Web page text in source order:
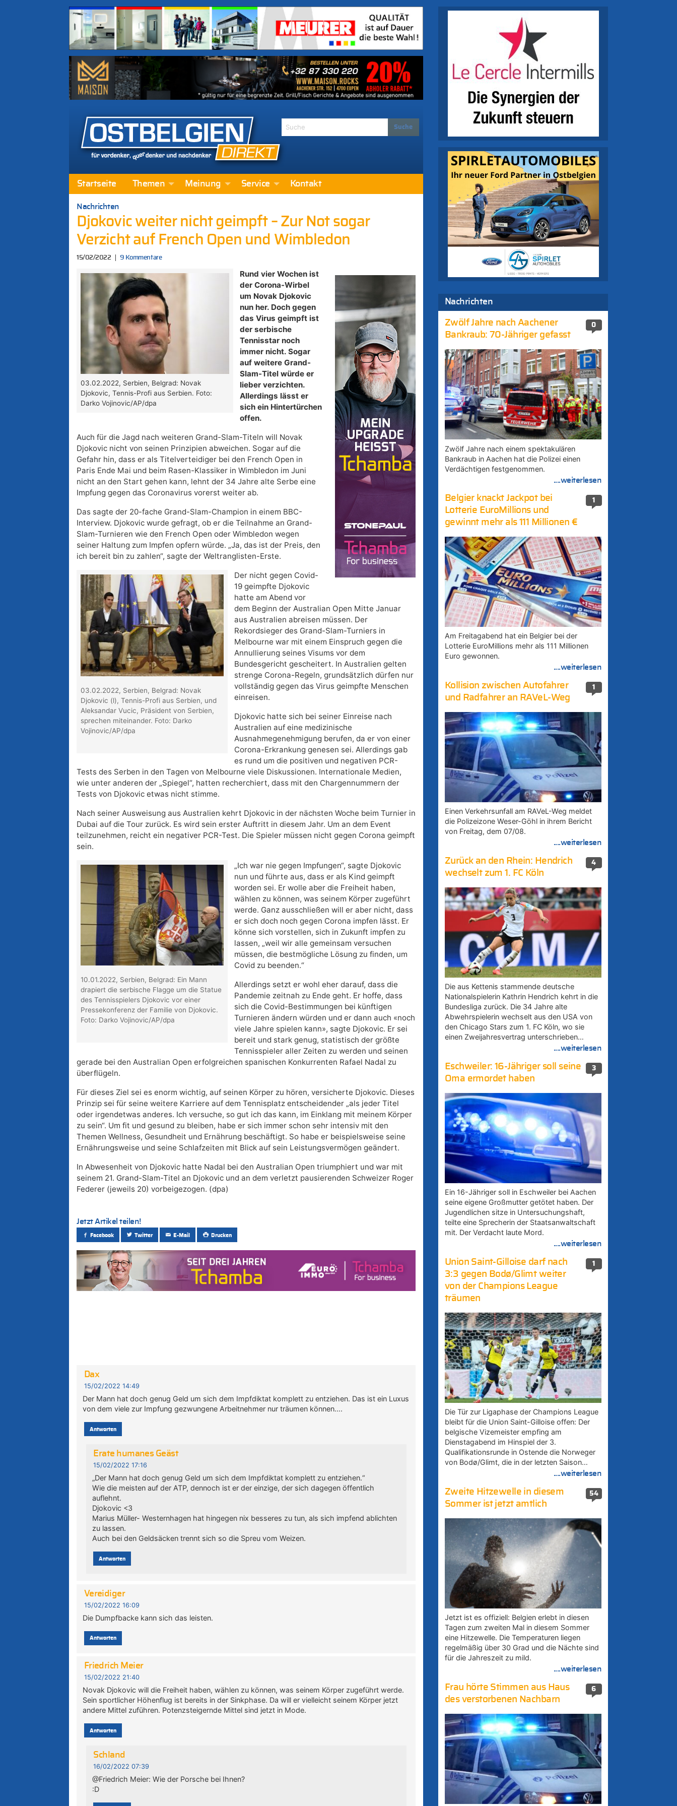
Startseite Themen Meinung Service Kontakt
Nachrichten
Djokovic weiter nicht geimpft – Zur Not sogar
Verzicht auf French Open und Wimbledon
15/02/2022 9 Kommentare
03.02.2022, Serbien, Belgrad: Novak
Djokovic, Tennis-Profi aus Serbien. Foto:
Darko Vojinovic/AP/dpa
Rund vier Wochen ist
der Corona-Wirbel
um Novak Djokovic
nun her. Doch gegen
das Virus geimpft ist
der serbische
Tennisstar noch
immer nicht. Sogar
auf weitere Grand-
Slam-Titel würde er
lieber verzichten.
Allerdings lässt er
sich ein Hintertürchen
offen.
Auch für die Jagd nach weiteren Grand-Slam-Titeln will Novak
Djokovic nicht von seinen Prinzipien abweichen. Sogar auf die
Gefahr hin, dass er als Titelverteidiger bei den French Open in
Paris Ende Mai und beim Rasen-Klassiker in Wimbledon im Juni
nicht an den Start gehen kann, lehnt der 34 Jahre alte Serbe eine
Impfung gegen das Coronavirus vorerst weiter ab.
Das sagte der 20-fache Grand-Slam-Champion in einem BBC-
Interview. Djokovic wurde gefragt, ob er die Teilnahme an Grand-
Slam-Turnieren wie den French Open oder Wimbledon wegen
seiner Haltung zum Impfen opfern würde. „Ja, das ist der Preis, den
ich bereit bin zu zahlen“, sagte der Weltranglisten-Erste.
03.02.2022, Serbien, Belgrad: Novak
Djokovic (l), Tennis-Profi aus Serbien, und
Aleksandar Vucic, Präsident von Serbien,
sprechen miteinander. Foto: Darko
Vojinovic/AP/dpa
Der nicht gegen Covid-
19 geimpfte Djokovic
hatte am Abend vor
dem Beginn der Australian Open Mitte Januar
aus Australien abreisen müssen. Der
Rekordsieger des Grand-Slam-Turniers in
Melbourne war mit einem Einspruch gegen die
Annullierung seines Visums vor dem
Bundesgericht gescheitert. In Australien gelten
strenge Corona-Regeln, grundsätzlich dürfen nur
vollständig gegen das Virus geimpfte Menschen
einreisen.
Djokovic hatte sich bei seiner Einreise nach
Australien auf eine medizinische
Ausnahmegenehmigung berufen, da er von einer
Corona-Erkrankung genesen sei. Allerdings gab
es rund um die positiven und negativen PCR-
Tests des Serben in den Tagen von Melbourne viele Diskussionen. Internationale Medien,
wie unter anderen der „Spiegel“, hatten recherchiert, dass mit den Chargennummern der
Tests von Djokovic etwas nicht stimme.
Nach seiner Ausweisung aus Australien kehrt Djokovic in der nächsten Woche beim Turnier in
Dubai auf die Tour zurück. Es wird sein erster Auftritt in diesem Jahr. Um an dem Event
teilzunehmen, reicht ein negativer PCR-Test. Die Spieler müssen nicht gegen Corona geimpft
sein.
10.01.2022, Serbien, Belgrad: Ein Mann
drapiert die serbische Flagge um die Statue
des Tennisspielers Djokovic vor einer
Pressekonferenz der Familie von Djokovic.
Foto: Darko Vojinovic/AP/dpa
„Ich war nie gegen Impfungen“, sagte Djokovic
nun und führte aus, dass er als Kind geimpft
worden sei. Er wolle aber die Freiheit haben,
wählen zu können, was seinem Körper zugeführt
werde. Ganz ausschließen will er aber nicht, dass
er sich doch noch gegen Corona impfen lässt. Er
könne sich vorstellen, sich in Zukunft impfen zu
lassen, „weil wir alle gemeinsam versuchen
müssen, die bestmögliche Lösung zu finden, um
Covid zu beenden.“
Allerdings setzt er wohl eher darauf, dass die
Pandemie zeitnah zu Ende geht. Er hoffe, dass
sich die Covid-Bestimmungen bei künftigen
Turnieren ändern würden und er dann auch «noch
viele Jahre spielen kann», sagte Djokovic. Er sei
bereit und stark genug, statistisch der größte
Tennisspieler aller Zeiten zu werden und seinen
gerade bei den Australian Open erfolgreichen spanischen Konkurrenten Rafael Nadal zu
überflügeln.
Für dieses Ziel sei es enorm wichtig, auf seinen Körper zu hören, versicherte Djokovic. Dieses
Prinzip sei für seine weitere Karriere auf dem Tennisplatz entscheidender „als jeder Titel
oder irgendetwas anderes. Ich versuche, so gut ich das kann, im Einklang mit meinem Körper
zu sein“. Um fit und gesund zu bleiben, habe er sich immer schon sehr intensiv mit den
Themen Wellness, Gesundheit und Ernährung beschäftigt. So habe er beispielsweise seine
Ernährungsweise und seine Schlafzeiten mit Blick auf sein Leistungsvermögen geändert.
In Abwesenheit von Djokovic hatte Nadal bei den Australian Open triumphiert und war mit
seinem 21. Grand-Slam-Titel an Djokovic und an dem verletzt pausierenden Schweizer Roger
Federer (jeweils 20) vorbeigezogen. (dpa)
Jetzt Artikel teilen!
Facebook Twitter E-Mail Drucken
Dax
15/02/2022 14:49
Der Mann hat doch genug Geld um sich dem Impfdiktat komplett zu entziehen. Das ist ein Luxus
von dem viele zur Impfung gezwungene Arbeitnehmer nur träumen können….
Antworten
Erate humanes Geäst
15/02/2022 17:16
„Der Mann hat doch genug Geld um sich dem Impfdiktat komplett zu entziehen.“
Wie die meisten auf der ATP, dennoch ist er der einzige, der sich dagegen öffentlich
auflehnt.
Djokovic <3
Marius Müller- Westernhagen hat hingegen nix besseres zu tun, als sich impfend ablichten
zu lassen.
Auch bei den Geldsäcken trennt sich so die Spreu vom Weizen.
Antworten
Vereidiger
15/02/2022 16:09
Die Dumpfbacke kann sich das leisten.
Antworten
Friedrich Meier
15/02/2022 21:40
Novak Djokovic will die Freiheit haben, wählen zu können, was seinem Körper zugeführt werde.
Sein sportlicher Höhenflug ist bereits in der Sinkphase. Da will er vielleicht seinem Körper jetzt
andere Mittel zuführen. Potenzsteigernde Mittel sind jetzt in Mode.
Antworten
Schland
16/02/2022 07:39
@Friedrich Meier: Wie der Porsche bei Ihnen?
:D
Nachrichten
0
Zwölf Jahre nach Aachener
Bankraub: 70-Jähriger gefasst
Zwölf Jahre nach einem spektakulären
Bankraub in Aachen hat die Polizei einen
Verdächtigen festgenommen.
....weiterlesen
1
Belgier knackt Jackpot bei
Lotterie EuroMillions und
gewinnt mehr als 111 Millionen €
Am Freitagabend hat ein Belgier bei der
Lotterie EuroMillions mehr als 111 Millionen
Euro gewonnen.
....weiterlesen
1
Kollision zwischen Autofahrer
und Radfahrer an RAVeL-Weg
Einen Verkehrsunfall am RAVeL-Weg meldet
die Polizeizone Weser-Göhl in ihrem Bericht
von Freitag, dem 07/08.
....weiterlesen
4
Zurück an den Rhein: Hendrich
wechselt zum 1. FC Köln
Die aus Kettenis stammende deutsche
Nationalspielerin Kathrin Hendrich kehrt in die
Bundesliga zurück. Die 34 Jahre alte
Abwehrspielerin wechselt aus den USA von
den Chicago Stars zum 1. FC Köln, wo sie
einen Zweijahresvertrag unterschrieben…
....weiterlesen
3
Eschweiler: 16-Jähriger soll seine
Oma ermordet haben
Ein 16-Jähriger soll in Eschweiler bei Aachen
seine eigene Großmutter getötet haben. Der
Jugendlichen sitze in Untersuchungshaft,
teilte eine Sprecherin der Staatsanwaltschaft
mit. Der Verdacht laute Mord.
....weiterlesen
1
Union Saint-Gilloise darf nach
3:3 gegen Bodø/Glimt weiter
von der Champions League
träumen
Die Tür zur Ligaphase der Champions League
bleibt für die Union Saint-Gilloise offen: Der
belgische Vizemeister empfing am
Dienstagabend im Hinspiel der 3.
Qualifikationsrunde in Ostende die Norweger
von Bodø/Glimt, die in der letzten Saison…
....weiterlesen
54
Zweite Hitzewelle in diesem
Sommer ist jetzt amtlich
Jetzt ist es offiziell: Belgien erlebt in diesen
Tagen zum zweiten Mal in diesem Sommer
eine Hitzewelle. Die Temperaturen liegen
regelmäßig über 30 Grad und die Nächte sind
für die Jahreszeit zu mild.
....weiterlesen
6
Frau hörte Stimmen aus Haus
des verstorbenen Nachbarn